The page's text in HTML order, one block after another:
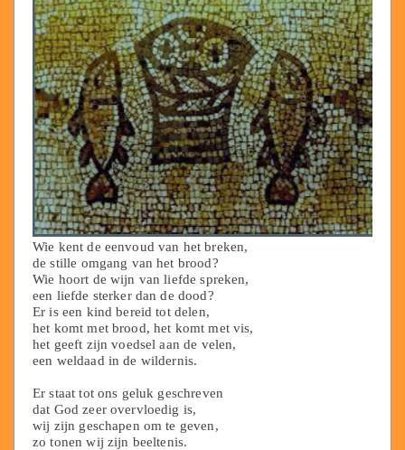
Wie kent de eenvoud van het breken,
de stille omgang van het brood?
Wie hoort de wijn van liefde spreken,
een liefde sterker dan de dood?
Er is een kind bereid tot delen,
het komt met brood, het komt met vis,
het geeft zijn voedsel aan de velen,
een weldaad in de wildernis.
Er staat tot ons geluk geschreven
dat God zeer overvloedig is,
wij zijn geschapen om te geven,
zo tonen wij zijn beeltenis.